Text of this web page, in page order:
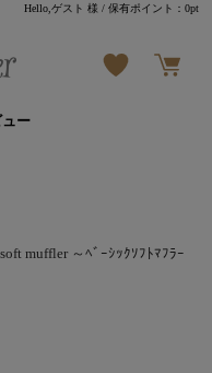
Hello,ゲスト 様 / 保有ポイント：0pt
ー
soft muffler ～ﾍﾞｰｼｯｸｿﾌﾄﾏﾌﾗｰ